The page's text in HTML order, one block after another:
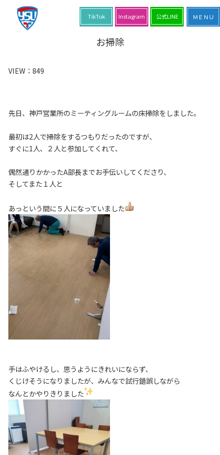
お掃除
VIEW： 849
先日、神戸営業所のミーティングルームの床掃除をしました。
最初は2人で掃除をするつもりだったのですが、
すぐに1人、２人と参加してくれて、
偶然通りかかったA部長までお手伝いしてくださり、
そしてまた１人と
あっという間に５人になっていました
手はふやけるし、思うようにきれいにならず、
くじけそうになりましたが、みんなで試行錯誤しながら
なんとかやりきりました
公式LINE
Instagram
TikTok